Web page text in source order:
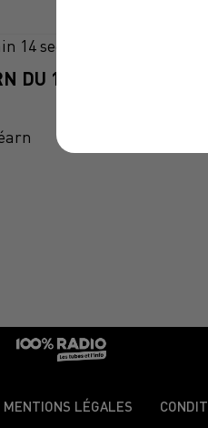
14 sec
DU 15/11/2024 À 07H50
MENTIONS LÉGALES